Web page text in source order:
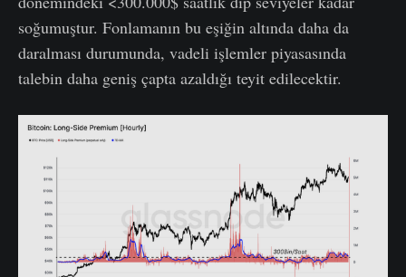
soğumuştur. Fonlamanın bu eşiğin altında daha da
daralması durumunda, vadeli işlemler piyasasında
talebin daha geniş çapta azaldığı teyit edilecektir.